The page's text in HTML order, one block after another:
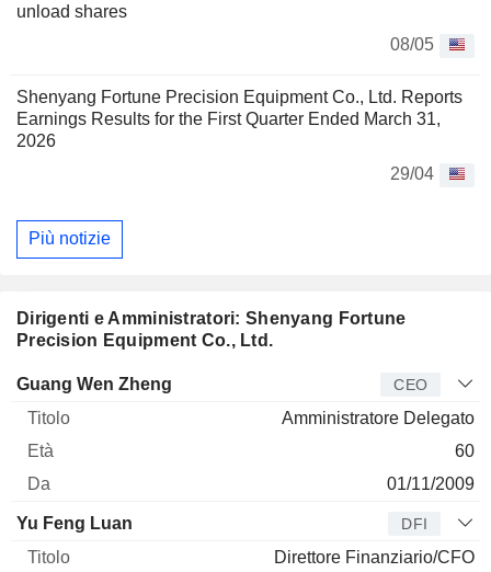
unload shares
08/05
Shenyang Fortune Precision Equipment Co., Ltd. Reports
Earnings Results for the First Quarter Ended March 31,
2026
29/04
Più notizie
Dirigenti e Amministratori: Shenyang Fortune
Precision Equipment Co., Ltd.
Manager Titolo Età
Guang Wen Zheng CEO
Amministratore Delegato
60
01/11/2009
Yu Feng Luan DFI
Direttore Finanziario/CFO